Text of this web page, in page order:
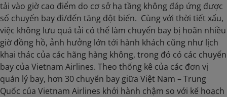
tải vào giờ cao điểm do cơ sở hạ tầng không đáp ứng được
số chuyến bay đi/đến tăng đột biến. Cùng với thời tiết xấu,
việc không lưu quá tải có thể làm chuyến bay bị hoãn nhiều
giờ đồng hồ, ảnh hưởng lớn tới hành khách cũng như lịch
khai thác của các hãng hàng không, trong đó có các chuyến
bay của Vietnam Airlines. Theo thống kê của các đơn vị
quản lý bay, hơn 30 chuyến bay giữa Việt Nam – Trung
Quốc của Vietnam Airlines khởi hành chậm so với kế hoạch